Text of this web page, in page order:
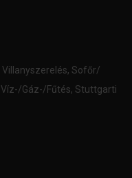
Villanyszerelés, Sofőr/
Víz-/Gáz-/Fűtés, Stuttgarti